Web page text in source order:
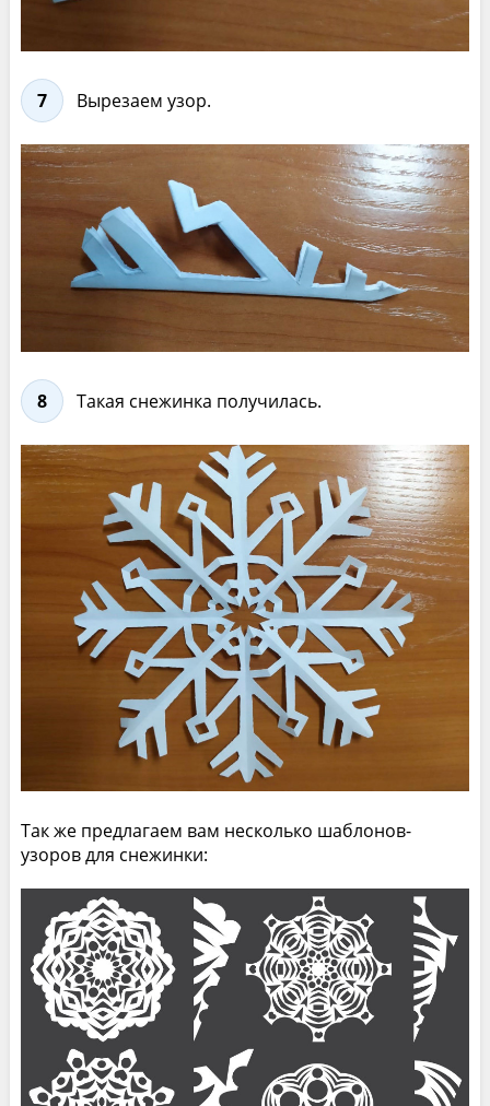
7 Вырезаем узор.
8 Такая снежинка получилась.
Так же предлагаем вам несколько шаблонов-
узоров для снежинки: